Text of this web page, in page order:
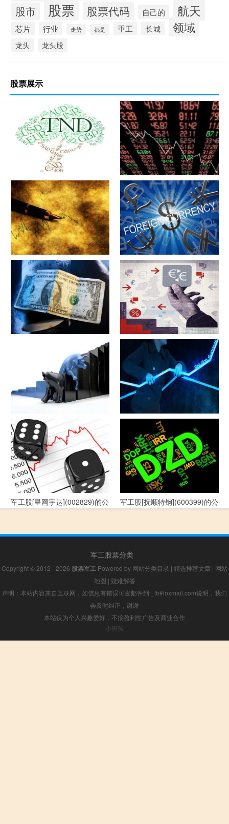
股市 股票 股票代码 自己的 航天
芯片 行业 走势 都是 重工 长城 领域
龙头 龙头股
股票展示
军工股[中简科技](300777)的公
司详细资料
军工股[上海瀚讯](300762)的公
司详细资料
军工股[昊华科技](600378)的公
司详细资料
江苏省[广大特材](688186)的公
司详细资料
军工股[隆盛科技](300680)的公
军工股[钢研高纳](300034)的公
司详细资料
军工股[--](002335)的公司详细
资料
军工股[华自科技](300490)的公
司详细资料
军工股[星网宇达](002829)的公
司详细资料
军工股[抚顺特钢](600399)的公
司详细资料
军工股票分类
Copyright © 2012 - 2026 股票军工 Powered by 网站分类目录 | 精选推荐文章 | 网站
地图 | 疑难解答
声明：本站内容来自互联网，如信息有错误可发邮件到f_fb#foxmail.com说明，我们
会及时纠正，谢谢
本站仅为个人兴趣爱好，不接盈利性广告及商业合作
小男孩